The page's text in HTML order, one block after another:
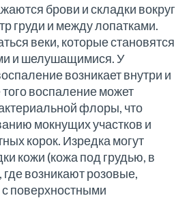
брови и складки вокруг
груди и между лопатками.
веки, которые становятся
и шелушащимися. У
возникает внутри и
воспаление может
флоры, что
мокнущих участков и
корок. Изредка могут
кожи (кожа под грудью, в
возникают розовые,
поверхностными